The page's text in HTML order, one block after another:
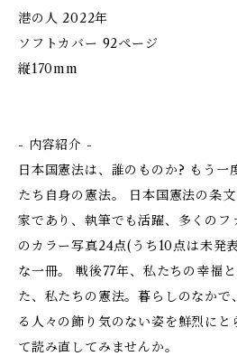
港の人 2022年
ソフトカバー 92ページ
縦170mm
- 内容紹介 -
日本国憲法は、誰のものか? もう一
たち自身の憲法。 日本国憲法の条
家であり、執筆でも活躍、多くのフ
のカラー写真24点(うち10点は未発
な一冊。 戦後77年、私たちの幸福
た、私たちの憲法。暮らしのなかで
る人々の飾り気のない姿を鮮烈にと
て読み直してみませんか。